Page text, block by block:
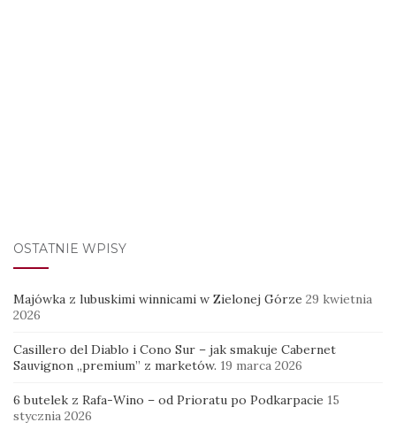
OSTATNIE WPISY
Majówka z lubuskimi winnicami w Zielonej Górze 29 kwietnia
2026
Casillero del Diablo i Cono Sur – jak smakuje Cabernet
Sauvignon „premium” z marketów. 19 marca 2026
6 butelek z Rafa-Wino – od Prioratu po Podkarpacie 15
stycznia 2026